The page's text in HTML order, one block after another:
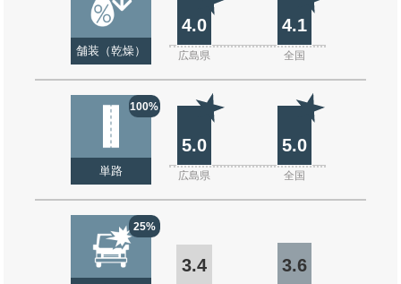
舗装（乾燥）
4.0 4.1
広島県 全国
100%
単路
5.0 5.0
広島県 全国
25%
3.4 3.6